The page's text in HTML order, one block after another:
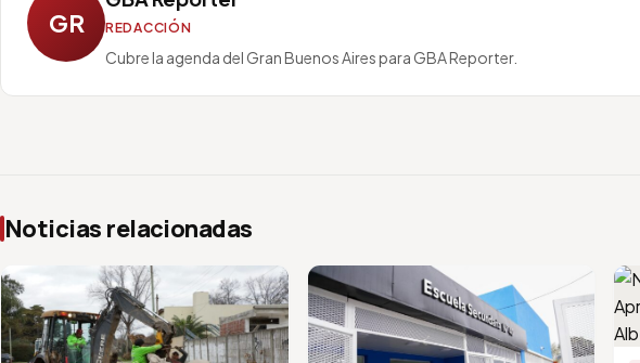
GR REDACCIÓN
Cubre la agenda del Gran Buenos Aires para GBA Reporter.
Noticias relacionadas